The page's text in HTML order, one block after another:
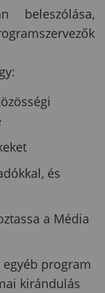
beleszólása,
és
a Média
program
kirándulás